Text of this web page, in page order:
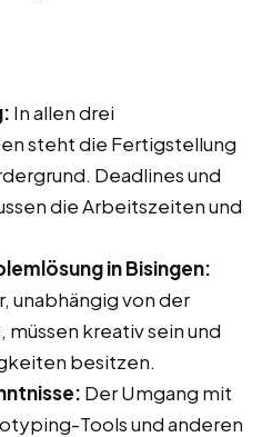
In allen drei
steht die Fertigstellung
Deadlines und
die Arbeitszeiten und
in Bisingen:
unabhängig von der
kreativ sein und
besitzen.
Der Umgang mit
Tools und anderen